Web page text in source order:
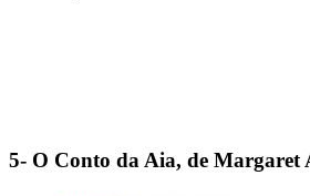
5- O Conto da Aia, de Margaret